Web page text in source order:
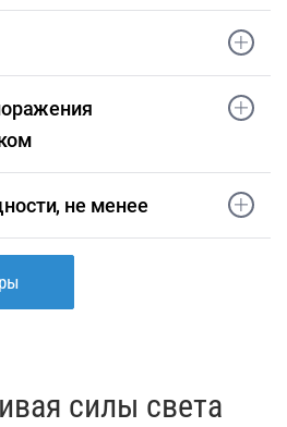
не менее
силы света